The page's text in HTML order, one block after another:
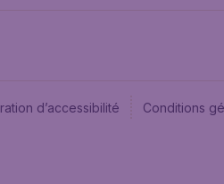
d’accessibilité Conditions